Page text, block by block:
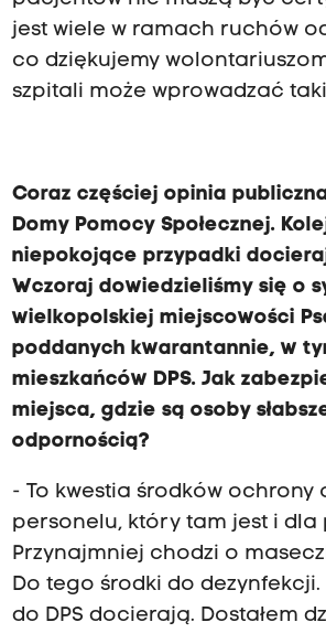
jest wiele w ramach ruchów
co dziękujemy
szpitali może wprowadzać
Coraz częściej opinia
Domy Pomocy Społecznej.
niepokojące przypadki
Wczoraj dowiedzieliśmy się o
wielkopolskiej miejscowości
poddanych kwarantannie, w
mieszkańców DPS. Jak
miejsca, gdzie są osoby
odpornością?
- To kwestia środków ochrony
personelu, który tam jest i dla
Przynajmniej chodzi o
Do tego środki do dezynfekcji.
do DPS docierają. Dostałem